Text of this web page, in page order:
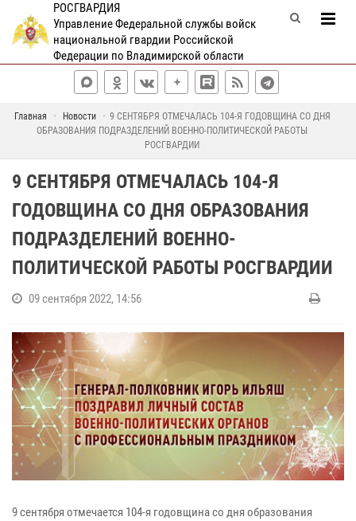
РОСГВАРДИЯ
Управление Федеральной службы войск
национальной гвардии Российской
Федерации по Владимирской области
Главная Новости
9 СЕНТЯБРЯ ОТМЕЧАЛАСЬ 104-Я ГОДОВЩИНА СО ДНЯ
ОБРАЗОВАНИЯ ПОДРАЗДЕЛЕНИЙ ВОЕННО-ПОЛИТИЧЕСКОЙ РАБОТЫ
РОСГВАРДИИ
9 СЕНТЯБРЯ ОТМЕЧАЛАСЬ 104-Я
ГОДОВЩИНА СО ДНЯ ОБРАЗОВАНИЯ
ПОДРАЗДЕЛЕНИЙ ВОЕННО-
ПОЛИТИЧЕСКОЙ РАБОТЫ РОСГВАРДИИ
09 сентября 2022, 14:56
9 сентября отмечается 104-я годовщина со дня образования